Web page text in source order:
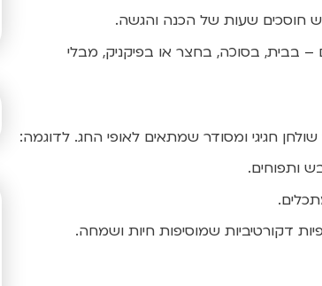
חוסכים שעות של הכנה והגשה.
בבית, בסוכה, בחצר או בפיקניק, מבלי
שולחן חגיגי ומסודר שמתאים לאופי החג. לדוגמה:
ותפוחים.
דקורטיביות שמוסיפות חיות ושמחה.